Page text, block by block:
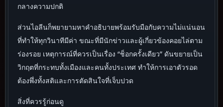
กลางความปกติ
ส่วนไอลีนก็พยายามหาคำอธิบายพร้อมรับมือกับความไม่แน่นอน
ที่ทำให้ทุกวินาทีมีค่า ขณะที่มีนักข่าวและผู้เกี่ยวข้องคอยไล่ตาม
ร่องรอย เหตุการณ์ที่ควรเป็นเรื่อง “ช็อกครั้งเดียว” ดันขยายเป็น
วิกฤตที่กระทบทั้งเมืองและคนทั้งประเทศ ทำให้การเอาตัวรอด
ต้องพึ่งทั้งสติและการตัดสินใจที่เจ็บปวด
สิ่งที่ควรรู้ก่อนดู